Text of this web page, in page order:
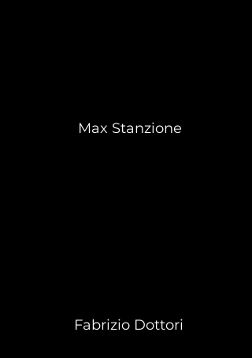
Max Stanzione
Fabrizio Dottori